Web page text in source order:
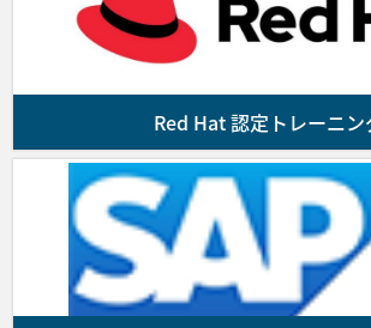
■第4条 (代金のお支払)
求書に記載された支払期日までに、同
定された銀行口座にコースの代金を
払を行うものとします。なお、代金の
る諸費用はお客様の負担とします。
前項の支払期限までに入金が確認でき
お客様の受講をお断りすることがあり
Red Hat 認定トレーニン